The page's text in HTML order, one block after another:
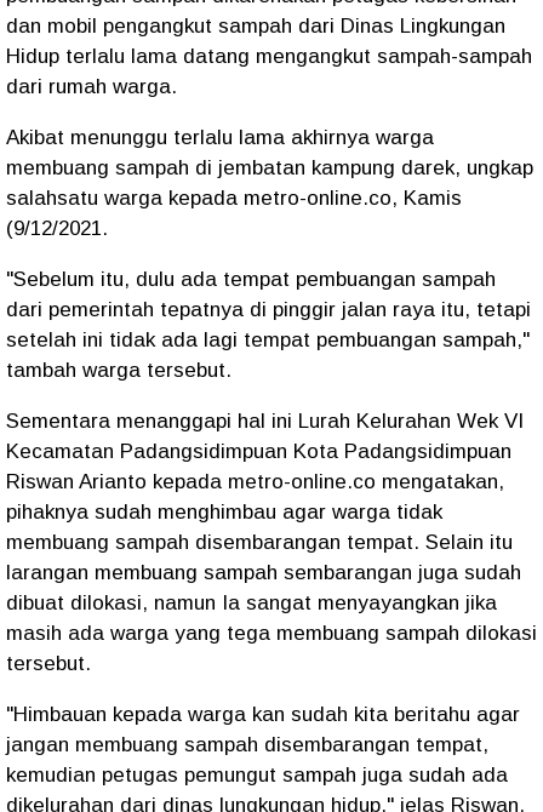
dan mobil pengangkut sampah dari Dinas Lingkungan
Hidup terlalu lama datang mengangkut sampah-sampah
dari rumah warga.
Akibat menunggu terlalu lama akhirnya warga
membuang sampah di jembatan kampung darek, ungkap
salahsatu warga kepada metro-online.co, Kamis
(9/12/2021.
"Sebelum itu, dulu ada tempat pembuangan sampah
dari pemerintah tepatnya di pinggir jalan raya itu, tetapi
setelah ini tidak ada lagi tempat pembuangan sampah,"
tambah warga tersebut.
Sementara menanggapi hal ini Lurah Kelurahan Wek VI
Kecamatan Padangsidimpuan Kota Padangsidimpuan
Riswan Arianto kepada metro-online.co mengatakan,
pihaknya sudah menghimbau agar warga tidak
membuang sampah disembarangan tempat. Selain itu
larangan membuang sampah sembarangan juga sudah
dibuat dilokasi, namun Ia sangat menyayangkan jika
masih ada warga yang tega membuang sampah dilokasi
tersebut.
"Himbauan kepada warga kan sudah kita beritahu agar
jangan membuang sampah disembarangan tempat,
kemudian petugas pemungut sampah juga sudah ada
dikelurahan dari dinas lungkungan hidup," jelas Riswan,